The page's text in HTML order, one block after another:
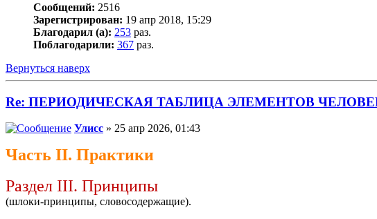
Сообщений: 2516
Зарегистрирован: 19 апр 2018, 15:29
Благодарил (а): 253 раз.
Поблагодарили: 367 раз.
Вернуться наверх
Re: ПЕРИОДИЧЕСКАЯ ТАБЛИЦА ЭЛЕМЕНТОВ
Улисс » 25 апр 2026, 01:43
Часть II. Практики
Раздел III. Принципы
(шлоки-принципы, словосодержащие).